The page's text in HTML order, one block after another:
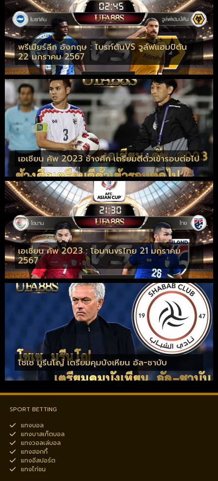
พรีเมียร์ลีก อังกฤษ : ไบรท์ตันVS วูล์ฟแฮมป์ตัน
22 มกราคม 2567
เอเชียน คัพ 2023 ช้างศึก เตรียมตีตั๋วเข้ารอบต่อไป
เอเชี่ยน คัพ 2023 : โอมานvsไทย 21 มกราคม
2567
โชเซ มูรีนโญ่ เตรียมคุมบังเหียน อัล-ชาบับ
SPORT BETTING
แทงบอล
แทงบาสเก็ตบอล
แทงวอลเล่บอล
แทงฮอกกี้
แทงอีสปอร์ต
แทงไก่ชน